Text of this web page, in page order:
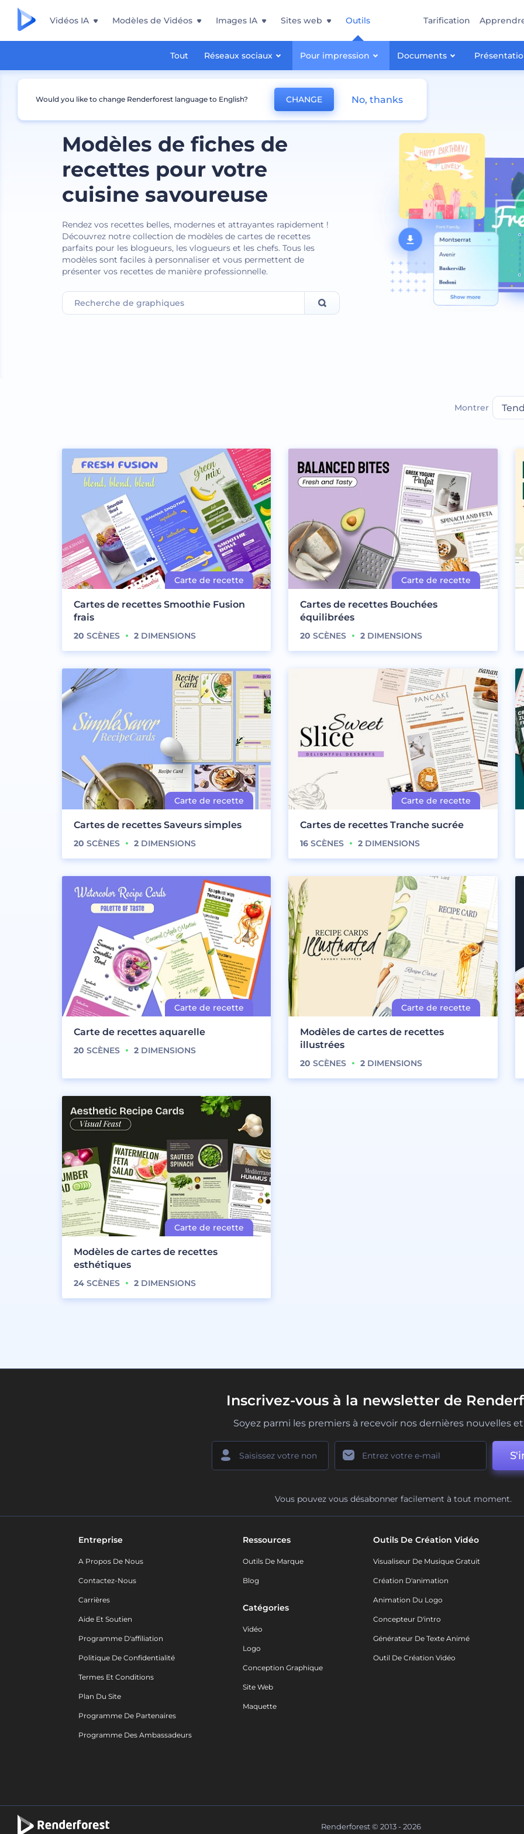
Vidéos IA Modèles de Vidéos Images IA Sites web Outils
Tout Réseaux sociaux Pour impression Documents
Tarification
Modèles de fiches de
recettes pour votre
cuisine savoureuse
Rendez vos recettes belles, modernes et attrayantes rapidement !
Découvrez notre collection de modèles de cartes de recettes
parfaits pour les blogueurs, les vlogueurs et les chefs. Tous les
modèles sont faciles à personnaliser et vous permettent de
présenter vos recettes de manière professionnelle.
Montrer
Cartes de recettes Smoothie Fusion
frais
20 SCÈNES 2 DIMENSIONS
Cartes de recettes Bouchées
équilibrées
20 SCÈNES 2 DIMENSIONS
Cartes de recettes Saveurs simples
20 SCÈNES 2 DIMENSIONS
Cartes de recettes Tranche sucrée
16 SCÈNES 2 DIMENSIONS
Carte de recettes aquarelle
20 SCÈNES 2 DIMENSIONS
Modèles de cartes de recettes
illustrées
20 SCÈNES 2 DIMENSIONS
Modèles de cartes de recettes
esthétiques
24 SCÈNES 2 DIMENSIONS
Inscrivez-vous à la newsletter de
Soyez parmi les premiers à recevoir nos dernières nouvelles et
Vous pouvez vous désabonner facilement à tout moment.
Entreprise
A Propos De Nous
Contactez-Nous
Carrières
Aide Et Soutien
Programme D'affiliation
Politique De Confidentialité
Termes Et Conditions
Plan Du Site
Programme De Partenaires
Programme Des Ambassadeurs
Ressources
Outils De Marque
Blog
Catégories
Vidéo
Logo
Conception Graphique
Site Web
Maquette
Outils De Création Vidéo
Visualiseur De Musique Gratuit
Création D'animation
Animation Du Logo
Concepteur D'intro
Générateur De Texte Animé
Outil De Création Vidéo
Renderforest © 2013 - 2026
Would you like to change Renderforest language to English? CHANGE No, thanks